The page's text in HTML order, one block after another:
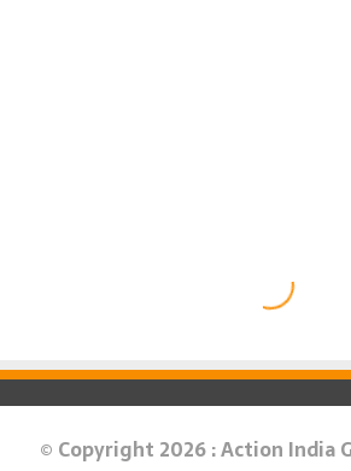
© Copyright 2026 : Action India